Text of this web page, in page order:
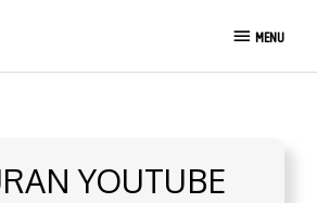
MENU
MENU
YOUTUBE